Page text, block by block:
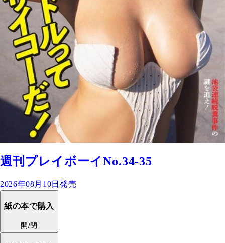
週刊プレイボーイNo.34-35
2026年08月10日発売
紙の本で購入
開/閉